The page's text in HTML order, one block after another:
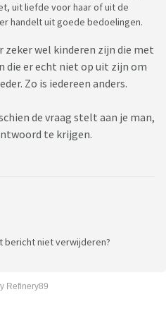
uit liefde voor haar of uit de
handelt uit goede bedoelingen.
zeker wel kinderen zijn die met
die er echt niet op uit zijn om
Zo is iedereen anders.
de vraag stelt aan je man,
te krijgen.
bericht niet verwijderen?
Refinery89